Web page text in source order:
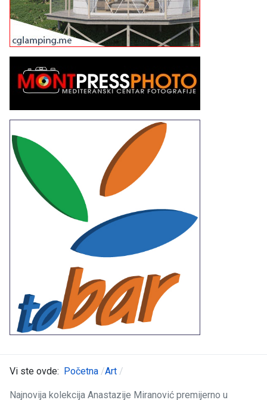
Vi ste ovde: Početna Art
Najnovija kolekcija Anastazije Miranović premijerno u